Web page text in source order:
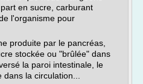
en sucre, carburant
l'organisme pour
produite par le pancréas,
stockée ou "brûlée" dans
la paroi intestinale, le
la circulation...